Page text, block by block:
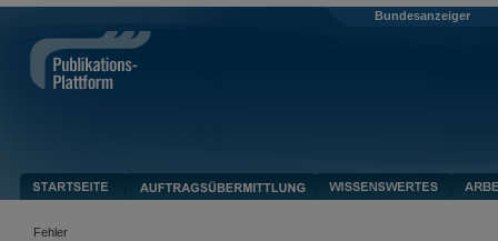
Bundesanzeiger
Fehler